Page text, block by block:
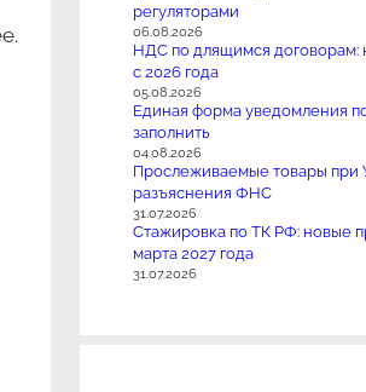
регуляторами
06.08.2026
НДС по длящимся договорам:
с 2026 года
05.08.2026
Единая форма уведомления
заполнить
04.08.2026
Прослеживаемые товары
разъяснения ФНС
31.07.2026
Стажировка по ТК РФ: новые
марта 2027 года
31.07.2026